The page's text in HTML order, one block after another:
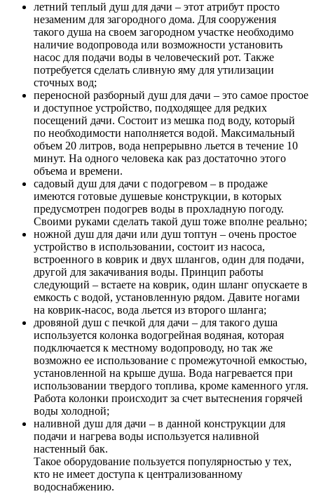
летний теплый душ для дачи – этот атрибут просто
незаменим для загородного дома. Для сооружения
такого душа на своем загородном участке необходимо
наличие водопровода или возможности установить
насос для подачи воды в человеческий рот. Также
потребуется сделать сливную яму для утилизации
сточных вод;
переносной разборный душ для дачи – это самое простое
и доступное устройство, подходящее для редких
посещений дачи. Состоит из мешка под воду, который
по необходимости наполняется водой. Максимальный
объем 20 литров, вода непрерывно льется в течение 10
минут. На одного человека как раз достаточно этого
объема и времени.
садовый душ для дачи с подогревом – в продаже
имеются готовые душевые конструкции, в которых
предусмотрен подогрев воды в прохладную погоду.
Своими руками сделать такой душ тоже вполне реально;
ножной душ для дачи или душ топтун – очень простое
устройство в использовании, состоит из насоса,
встроенного в коврик и двух шлангов, один для подачи,
другой для закачивания воды. Принцип работы
следующий – встаете на коврик, один шланг опускаете в
емкость с водой, установленную рядом. Давите ногами
на коврик-насос, вода льется из второго шланга;
дровяной душ с печкой для дачи – для такого душа
используется колонка водогрейная водяная, которая
подключается к местному водопроводу, но так же
возможно ее использование с промежуточной емкостью,
установленной на крыше душа. Вода нагревается при
использовании твердого топлива, кроме каменного угля.
Работа колонки происходит за счет вытеснения горячей
воды холодной;
наливной душ для дачи – в данной конструкции для
подачи и нагрева воды используется наливной
настенный бак.
Такое оборудование пользуется популярностью у тех,
кто не имеет доступа к централизованному
водоснабжению.